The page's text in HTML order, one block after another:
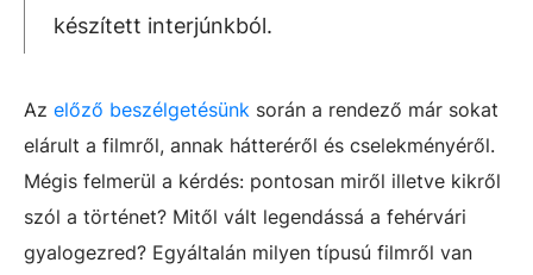
készített interjúnkból.
Az előző beszélgetésünk során a rendező már sokat
elárult a filmről, annak hátteréről és cselekményéről.
Mégis felmerül a kérdés: pontosan miről illetve kikről
szól a történet? Mitől vált legendássá a fehérvári
gyalogezred? Egyáltalán milyen típusú filmről van